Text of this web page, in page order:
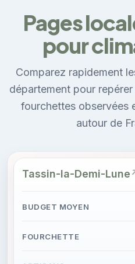
Pages
pour
Comparez rapidement
département pour
fourchettes observées
autour de
Tassin-la-Demi-Lune